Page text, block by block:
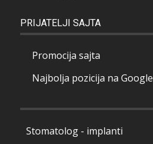
PRIJATELJI SAJTA
Promocija sajta
Najbolja pozicija na Google
Stomatolog - implanti